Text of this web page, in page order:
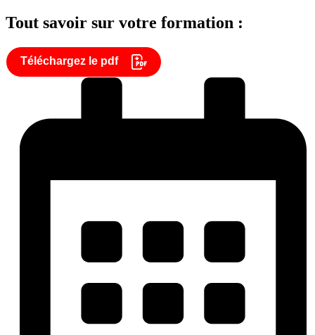
Tout savoir sur votre formation :
Téléchargez le pdf